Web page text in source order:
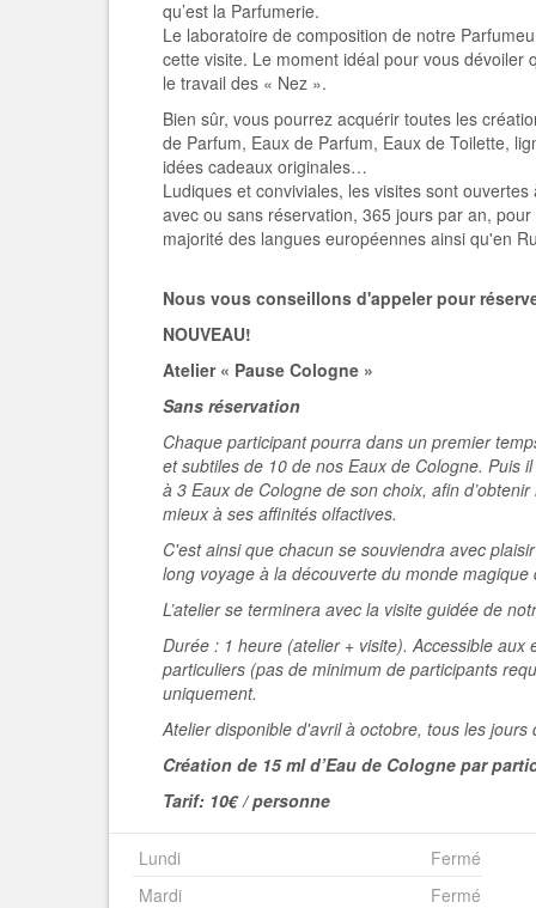
qu’est la Parfumerie.
Le laboratoire de composition de notre
cette visite. Le moment idéal pour vous dévoiler
le travail des « Nez ».
Bien sûr, vous pourrez acquérir toutes les
de Parfum, Eaux de Parfum, Eaux de Toilette,
idées cadeaux originales…
Ludiques et conviviales, les visites sont
avec ou sans réservation, 365 jours par an,
majorité des langues européennes ainsi qu'en
Nous vous conseillons d'appeler pour
NOUVEAU!
Atelier « Pause Cologne »
Sans réservation
Chaque participant pourra dans un premier
et subtiles de 10 de nos Eaux de Cologne. Puis
à 3 Eaux de Cologne de son choix, afin
mieux à ses affinités olfactives.
C'est ainsi que chacun se souviendra avec
long voyage à la découverte du monde
L’atelier se terminera avec la visite guidée de
Durée : 1 heure (atelier + visite). Accessible
particuliers (pas de minimum de participants
uniquement.
Atelier disponible d'avril à octobre, tous les jours
Création de 15 ml d’Eau de Cologne par
Tarif: 10€ / personne
Lundi
Fermé
Mardi
Fermé